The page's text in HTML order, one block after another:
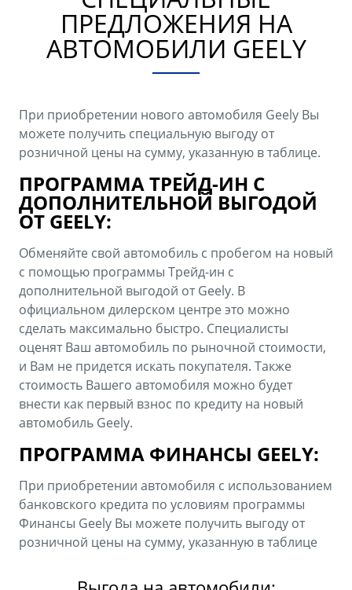
MONJARO
PREFACE
от 3 079 990 ₽*
GEELY EX5
от 3 769 990 ₽*
Зарядные устройства
Автокредит
Расчет КАСКО
Страхование
GEELY Лизинг
Советы по эксплуатации
Спецпредложения
Помощь на дорогах
Гарантия Geely
Сервисная книжка
Вопросы и ответы
ПРЕДЛОЖЕНИЯ НА
АВТОМОБИЛИ GEELY
При приобретении нового автомобиля Geely Вы
можете получить специальную выгоду от
розничной цены на сумму, указанную в таблице.
ПРОГРАММА ТРЕЙД-ИН С
ДОПОЛНИТЕЛЬНОЙ ВЫГОДОЙ
ОТ GEELY:
Обменяйте свой автомобиль с пробегом на новый
с помощью программы Трейд-ин с
дополнительной выгодой от Geely. В
официальном дилерском центре это можно
сделать максимально быстро. Специалисты
оценят Ваш автомобиль по рыночной стоимости,
и Вам не придется искать покупателя. Также
стоимость Вашего автомобиля можно будет
внести как первый взнос по кредиту на новый
автомобиль Geely.
ПРОГРАММА ФИНАНСЫ GEELY:
При приобретении автомобиля с использованием
банковского кредита по условиям программы
Финансы Geely Вы можете получить выгоду от
розничной цены на сумму, указанную в таблице